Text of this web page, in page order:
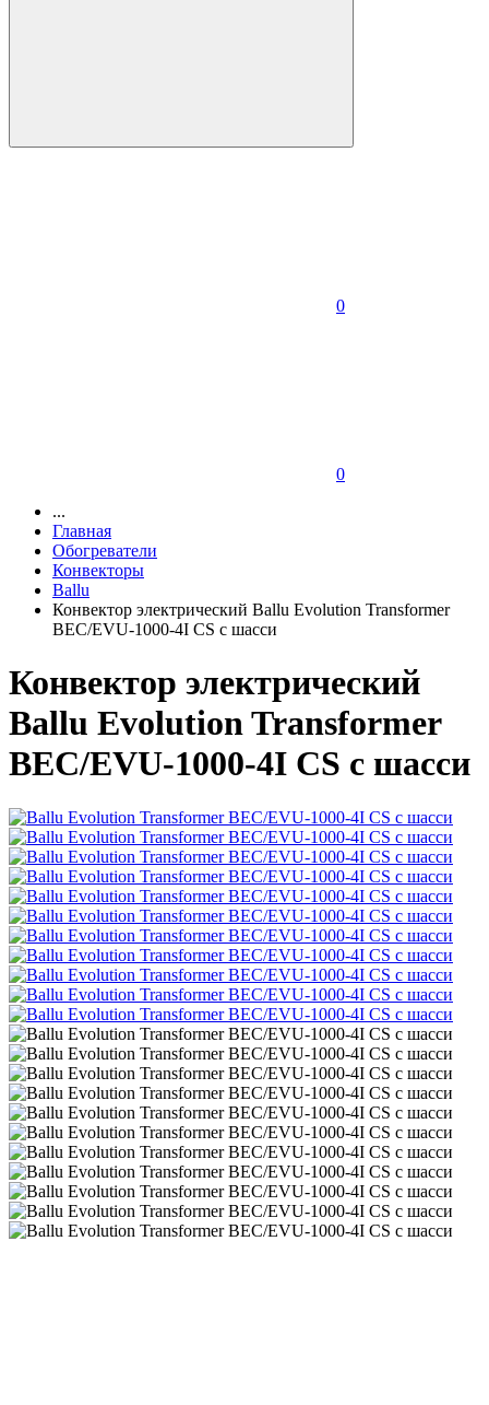
0
0
...
Главная
Обогреватели
Конвекторы
Ballu
Конвектор электрический Ballu Evolution Transformer
BEC/EVU-1000-4I CS с шасси
Конвектор электрический
Ballu Evolution Transformer
BEC/EVU-1000-4I CS с шасси